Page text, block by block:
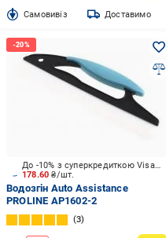
Cамовивіз Доставимо
178.60₴/шт.
До -10% з суперкредиткою Visa Вигода
Водозгін Auto Assistance
PROLINE AP1602-2
3